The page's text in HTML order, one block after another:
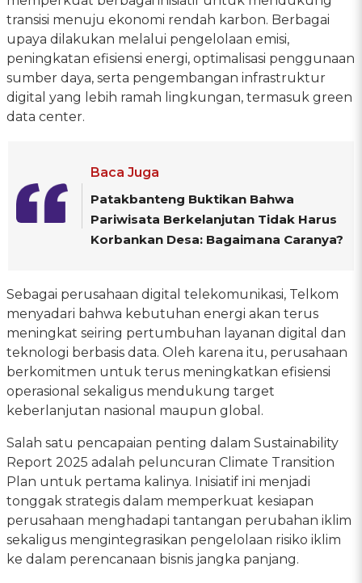
transisi menuju ekonomi rendah karbon. Berbagai
upaya dilakukan melalui pengelolaan emisi,
peningkatan efisiensi energi, optimalisasi penggunaan
sumber daya, serta pengembangan infrastruktur
digital yang lebih ramah lingkungan, termasuk green
data center.
Baca Juga
Patakbanteng Buktikan Bahwa
Pariwisata Berkelanjutan Tidak Harus
Korbankan Desa: Bagaimana Caranya?
Sebagai perusahaan digital telekomunikasi, Telkom
menyadari bahwa kebutuhan energi akan terus
meningkat seiring pertumbuhan layanan digital dan
teknologi berbasis data. Oleh karena itu, perusahaan
berkomitmen untuk terus meningkatkan efisiensi
operasional sekaligus mendukung target
keberlanjutan nasional maupun global.
Salah satu pencapaian penting dalam Sustainability
Report 2025 adalah peluncuran Climate Transition
Plan untuk pertama kalinya. Inisiatif ini menjadi
tonggak strategis dalam memperkuat kesiapan
perusahaan menghadapi tantangan perubahan iklim
sekaligus mengintegrasikan pengelolaan risiko iklim
ke dalam perencanaan bisnis jangka panjang.